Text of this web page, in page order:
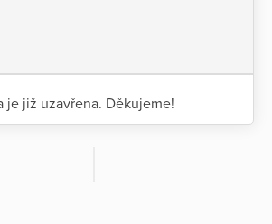
je již uzavřena. Děkujeme!